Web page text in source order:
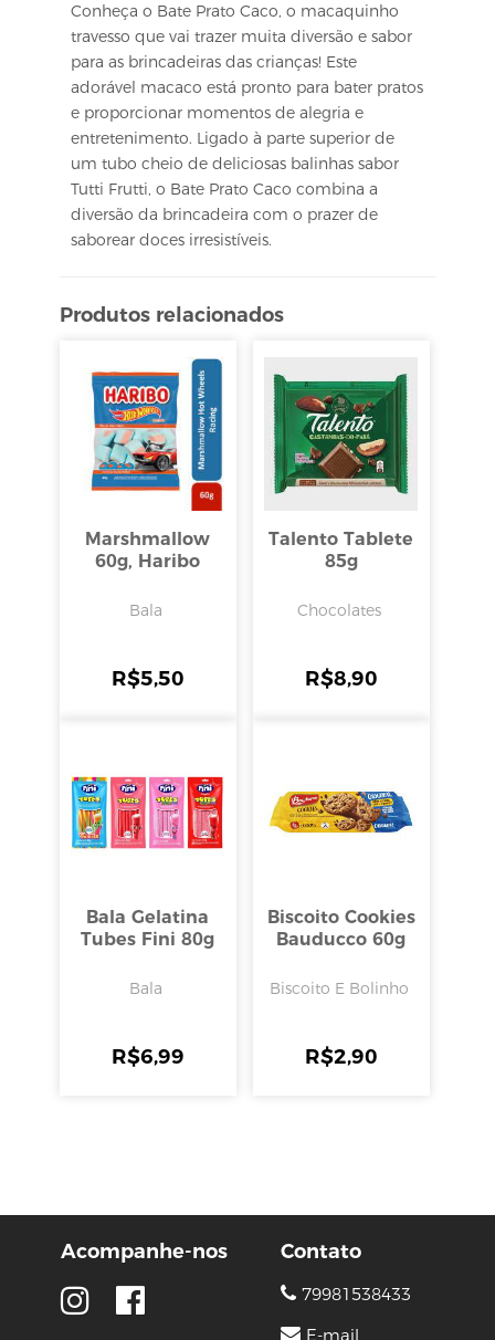
Conheça o Bate Prato Caco, o macaquinho
travesso que vai trazer muita diversão e sabor
para as brincadeiras das crianças! Este
adorável macaco está pronto para bater pratos
e proporcionar momentos de alegria e
entretenimento. Ligado à parte superior de
um tubo cheio de deliciosas balinhas sabor
Tutti Frutti, o Bate Prato Caco combina a
diversão da brincadeira com o prazer de
saborear doces irresistíveis.
Produtos relacionados
Marshmallow
60g, Haribo
Bala
R$5,50
Talento Tablete
85g
Chocolates
R$8,90
Bala Gelatina
Tubes Fini 80g
Bala
R$6,99
Biscoito Cookies
Bauducco 60g
Biscoito E Bolinho
R$2,90
Acompanhe-nos Contato
79981538433
E-mail